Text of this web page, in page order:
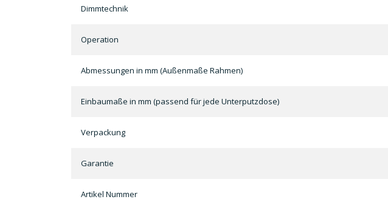
Dimmtechnik
Operation
Abmessungen in mm (Außenmaße Rahmen)
Einbaumaße in mm (passend für jede Unterputzdose)
Verpackung
Garantie
Artikel Nummer